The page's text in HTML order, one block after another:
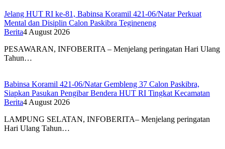
Jelang HUT RI ke-81, Babinsa Koramil 421-06/Natar Perkuat
Mental dan Disiplin Calon Paskibra Tegineneng
Berita4 August 2026
PESAWARAN, INFOBERITA – Menjelang peringatan Hari Ulang
Tahun…
Babinsa Koramil 421-06/Natar Gembleng 37 Calon Paskibra,
Siapkan Pasukan Pengibar Bendera HUT RI Tingkat Kecamatan
Berita4 August 2026
LAMPUNG SELATAN, INFOBERITA– Menjelang peringatan
Hari Ulang Tahun…